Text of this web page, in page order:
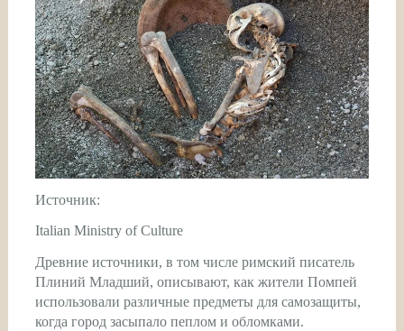
Источник:
Italian Ministry of Culture
Древние источники, в том числе римский писатель
Плиний Младший, описывают, как жители Помпей
использовали различные предметы для самозащиты,
когда город засыпало пеплом и обломками.